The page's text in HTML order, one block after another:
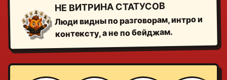
НЕ ВИТРИНА СТАТУСОВ
Люди видны по разговорам, интро и
контексту, а не по бейджам.